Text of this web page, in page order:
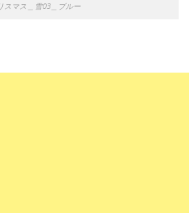
スマス＿雪03＿ブルー